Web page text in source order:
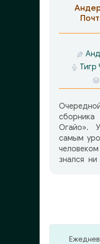
Тигр
Огайо».
самым
знался